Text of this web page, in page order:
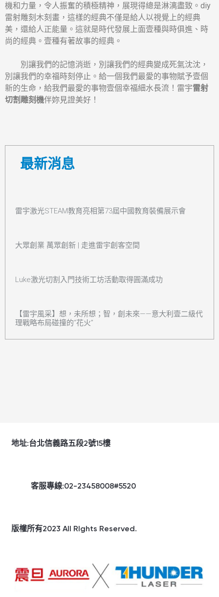
機和力量，令人振奮的積極精神，展現得總是淋漓盡致。diy
雷射雕刻木刻畫，這樣的經典不僅是給人以視覺上的經典
美，還給人正能量。這就是時代發展上面壹種與時俱進、時
尚的經典。壹種有著故事的經典。
別讓我們的記憶消逝，別讓我們的經典變成死氣沈沈，
別讓我們的幸福時刻停止。給一個我們最愛的事物賦予壹個
新的生命，給我們最愛的事物壹個幸福細水長流！雷宇雷射
切割雕刻機伴妳見證美好！
最新消息
雷宇激光STEAM教育亮相第73屆中國教育裝備展示會
大眾創業 萬眾創新 | 走進雷宇創客空間
Luke激光切割入門技術工坊活動取得圓滿成功
【雷宇風采】想，未所想；智，創未來——意大利壹二級代
理戰略布局碰撞的“花火”
版權所有2023 All Rlghts Reserved.
客服專線:02-23458008#5520
地址:台北信義路五段2號15樓